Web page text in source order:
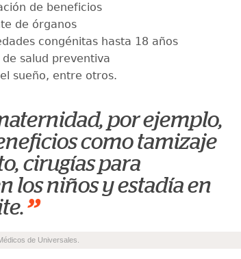
de beneficios
de órganos
congénitas hasta 18 años
de salud preventiva
sueño, entre otros.
por ejemplo,
como tamizaje
cirugías para
los niños y estadía en
”
de Universales.